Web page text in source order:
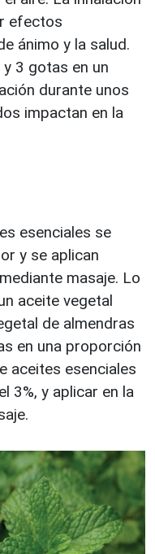
efectos
ánimo y la salud.
3 gotas en un
durante unos
impactan en la
esenciales se
y se aplican
masaje. Lo
aceite vegetal
de almendras
en una proporción
aceites esenciales
3%, y aplicar en la